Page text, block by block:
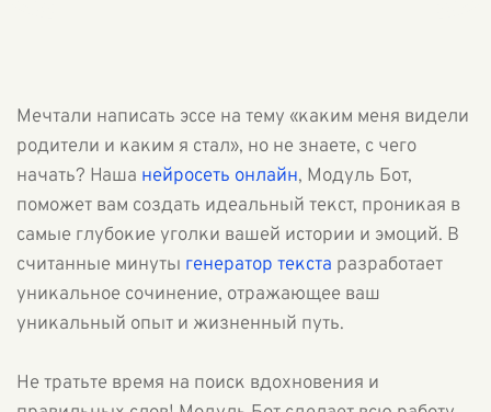
Мечтали написать эссе на тему «каким меня видели
родители и каким я стал», но не знаете, с чего
начать? Наша нейросеть онлайн, Модуль Бот,
поможет вам создать идеальный текст, проникая в
самые глубокие уголки вашей истории и эмоций. В
считанные минуты генератор текста разработает
уникальное сочинение, отражающее ваш
уникальный опыт и жизненный путь.
Не тратьте время на поиск вдохновения и